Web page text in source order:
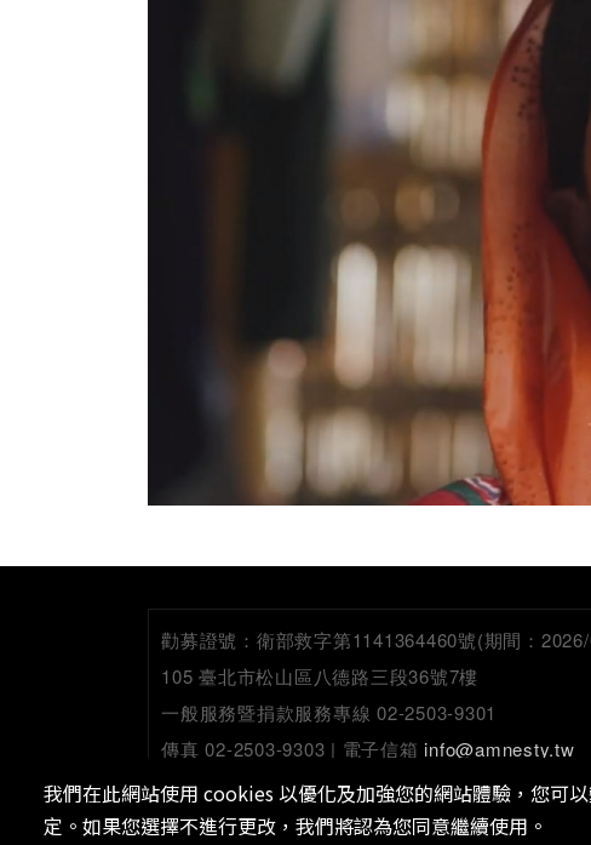
我們在此網站使用 cookies 以優化及加強您的網站體驗，您可
定。如果您選擇不進行更改，我們將認為您同意繼續使用。
勸募證號： 衛部救字第1141364460號(期間：
105 臺北市松山區八德路三段36號7樓
一般服務暨捐款服務專線 02-2503-9301
傳真 02-2503-9303 | 電子信箱 info@amnesty.tw